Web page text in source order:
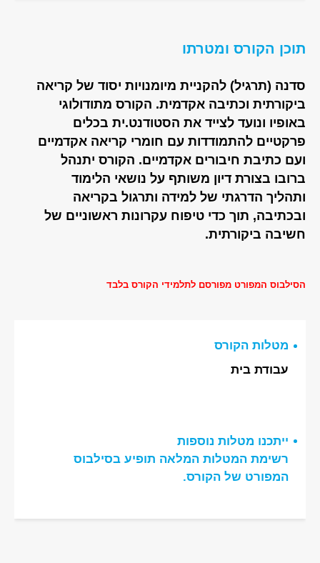
תוכן הקורס ומטרתו
סדנה (תרגיל) להקניית מיומנויות יסוד של קריאה
ביקורתית וכתיבה אקדמית. הקורס מתודולוגי
באופיו ונועד לצייד את הסטודנט.ית בכלים
פרקטיים להתמודדות עם חומרי קריאה אקדמיים
ועם כתיבת חיבורים אקדמיים. הקורס יתנהל
ברובו בצורת דיון משותף על נושאי הלימוד
ותהליך הדרגתי של למידה ותרגול בקריאה
ובכתיבה, תוך כדי טיפוח עקרונות ראשוניים של
חשיבה ביקורתית.
הסילבוס המפורט מפורסם לתלמידי הקורס בלבד
מטלות הקורס
עבודת בית
ייתכנו מטלות נוספות
רשימת המטלות המלאה תופיע בסילבוס
המפורט של הקורס.